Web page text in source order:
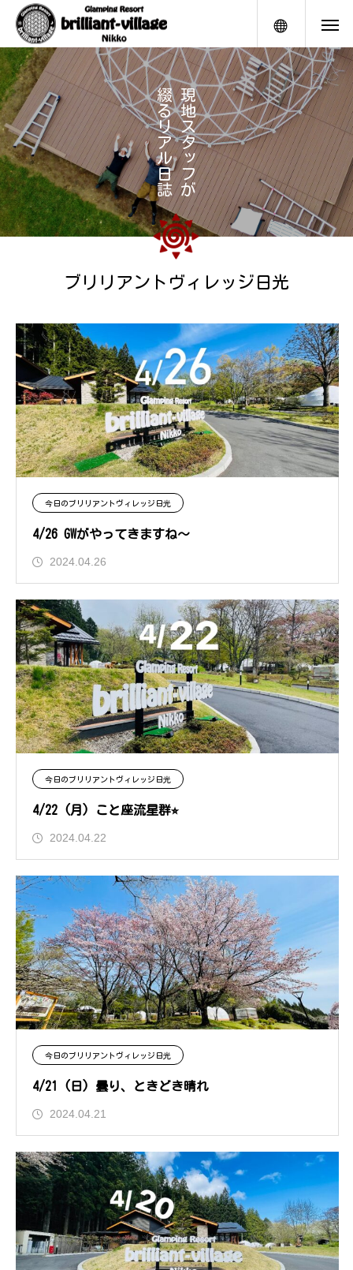
メニュー
現
地
ス
タ
ッ
フ
が
綴
る
リ
ア
ル
日
誌
ブリリアントヴィレッジ日光
今日のブリリアントヴィレッジ日光
4/26 GWがやってきますね〜
2024.04.26
今日のブリリアントヴィレッジ日光
4/22 (月) こと座流星群⭐︎
2024.04.22
今日のブリリアントヴィレッジ日光
4/21 (日) 曇り、ときどき晴れ
2024.04.21